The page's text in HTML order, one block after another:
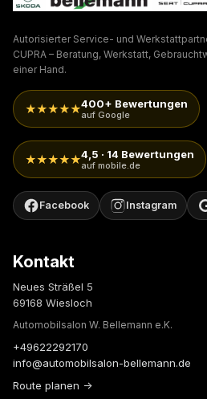
Autorisierter Service- und
CUPRA – Beratung, Werkstatt,
einer Hand.
★★★★★400+ Bewertungen
auf Google
★★★★★4,5 · 14 Bewertungen
auf mobile.de
Facebook Instagram
Kontakt
Neues Sträßel 5
69168 Wiesloch
Automobilsalon W. Bellemann e.K.
+49622292170
info@automobilsalon-bellemann.de
Route planen →